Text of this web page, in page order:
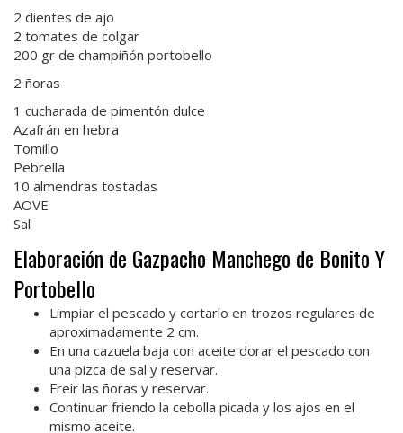
2 dientes de ajo
2 tomates de colgar
200 gr de champiñón portobello
2 ñoras
1 cucharada de pimentón dulce
Azafrán en hebra
Tomillo
Pebrella
10 almendras tostadas
AOVE
Sal
Elaboración de Gazpacho Manchego de Bonito Y
Portobello
Limpiar el pescado y cortarlo en trozos regulares de
aproximadamente 2 cm.
En una cazuela baja con aceite dorar el pescado con
una pizca de sal y reservar.
Freír las ñoras y reservar.
Continuar friendo la cebolla picada y los ajos en el
mismo aceite.